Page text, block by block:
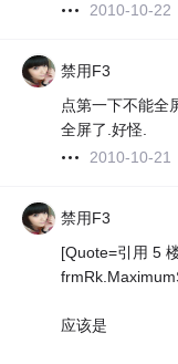
2010-10-22
禁用F3
点第一下不能全
全屏了.好怪.
2010-10-21
禁用F3
[Quote=引用 5
应该是